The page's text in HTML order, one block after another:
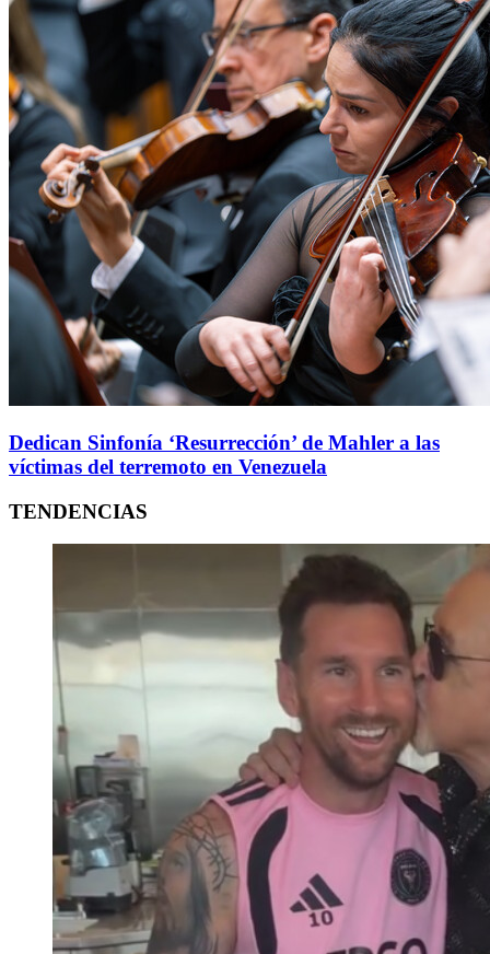
Dedican Sinfonía ‘Resurrección’ de Mahler a las
víctimas del terremoto en Venezuela
TENDENCIAS